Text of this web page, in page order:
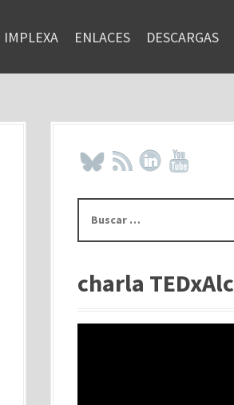
IMPLEXA ENLACES DESCARGAS
s
rcharla